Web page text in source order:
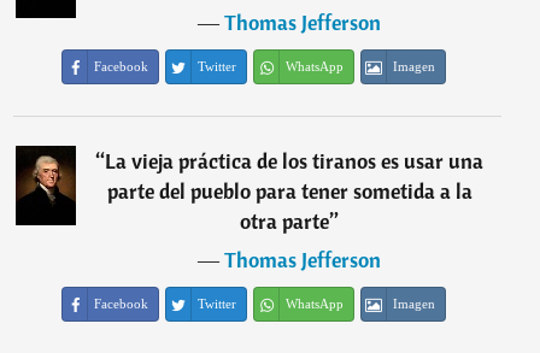
―Thomas Jefferson
Facebook Twitter WhatsApp Imagen
“La vieja práctica de los tiranos es usar una
parte del pueblo para tener sometida a la
otra parte”
―Thomas Jefferson
Facebook Twitter WhatsApp Imagen